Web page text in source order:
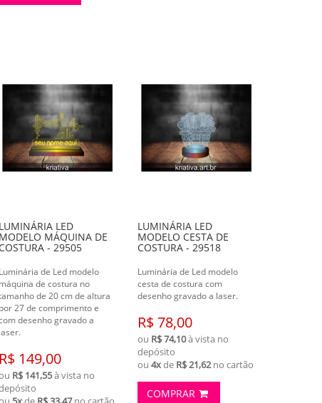
LUMINÁRIA LED
MODELO MÁQUINA DE
COSTURA - 29505
Luminária de Led modelo
máquina de costura no
de 20 cm de altura
por 27 de comprimento e
desenho gravado a
laser.
R$ 149,00
R$ 141,55à vista no
LUMINÁRIA LED
MODELO CESTA DE
COSTURA - 29518
Luminária de Led modelo
cesta de costura com
desenho gravado a laser.
R$ 78,00
ou R$ 74,10à vista no
depósito
ou 4xde R$ 21,62no cartão
COMPRAR